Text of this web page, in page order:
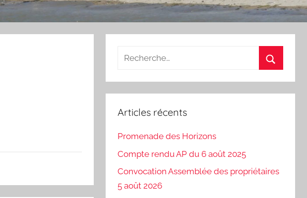
Recherche
:
Articles récents
Promenade des Horizons
Compte rendu AP du 6 août 2025
Convocation Assemblée des propriétaires
5 août 2026